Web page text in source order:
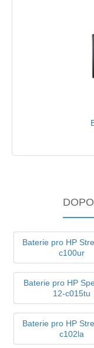
Baterie pro HP
c100ur
Baterie pro HP
12-c015tu
Baterie pro HP
c102la